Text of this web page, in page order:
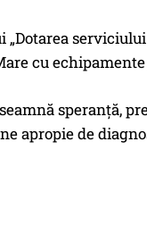
cu
speranță,
apropie de